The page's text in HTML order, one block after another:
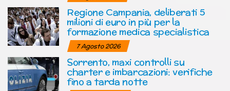
Regione Campania, deliberati 5
milioni di euro in più per la
formazione medica specialistica
7 Agosto 2026
Sorrento, maxi controlli su
charter e imbarcazioni: verifiche
fino a tarda notte